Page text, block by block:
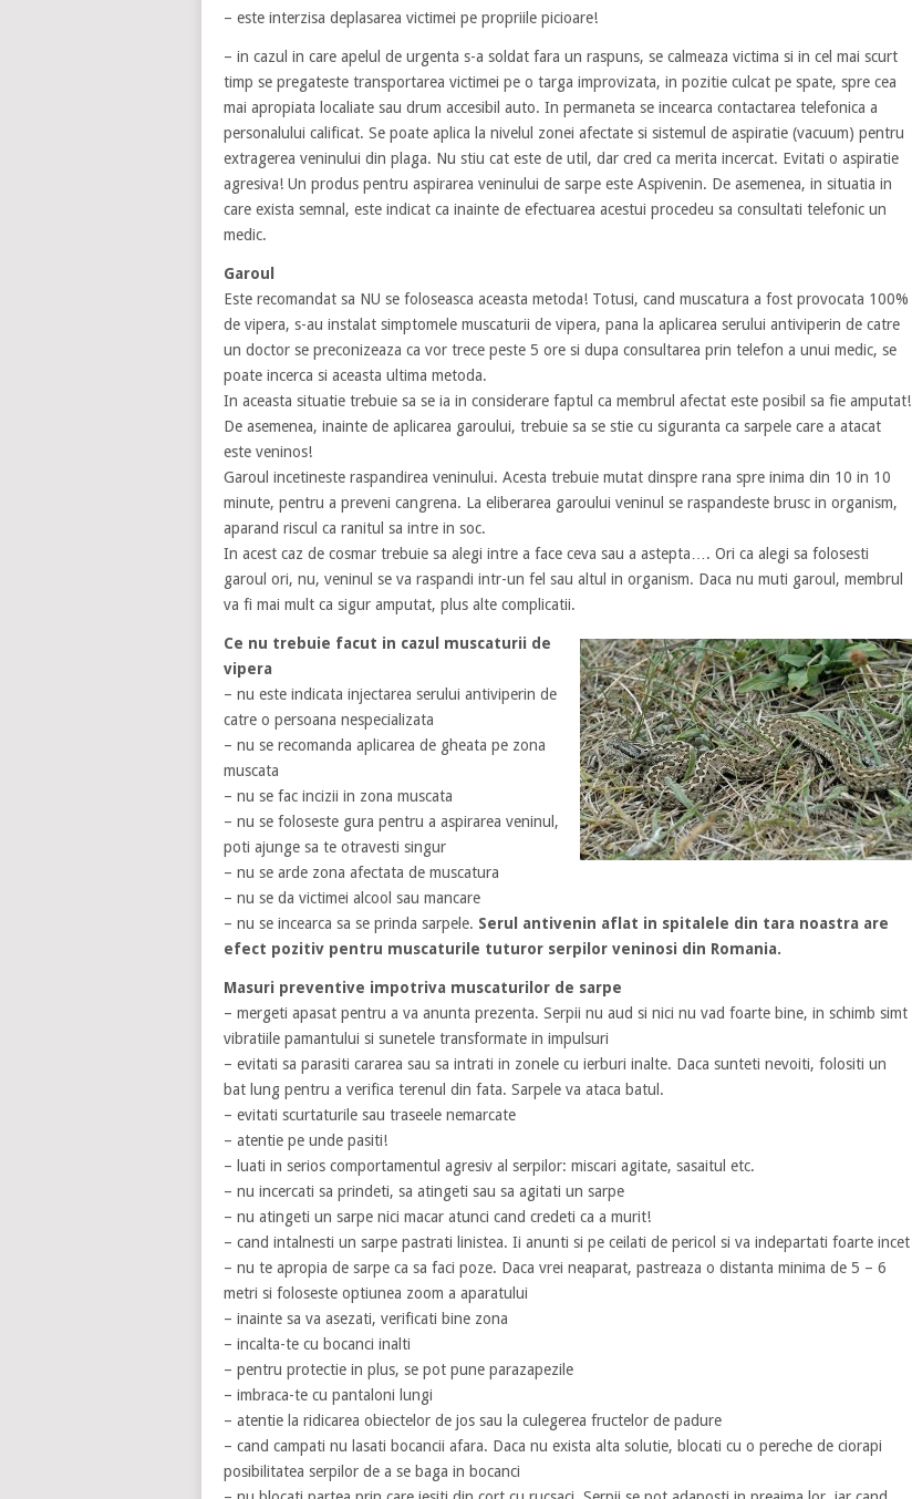
– este interzisa deplasarea victimei pe propriile picioare!
– in cazul in care apelul de urgenta s-a soldat fara un raspuns, se calmeaza victima si in cel mai scurt
timp se pregateste transportarea victimei pe o targa improvizata, in pozitie culcat pe spate, spre cea
mai apropiata localiate sau drum accesibil auto. In permaneta se incearca contactarea telefonica a
personalului calificat. Se poate aplica la nivelul zonei afectate si sistemul de aspiratie (vacuum) pentru
extragerea veninului din plaga. Nu stiu cat este de util, dar cred ca merita incercat. Evitati o aspiratie
agresiva! Un produs pentru aspirarea veninului de sarpe este Aspivenin. De asemenea, in situatia in
care exista semnal, este indicat ca inainte de efectuarea acestui procedeu sa consultati telefonic un
medic.
Garoul
Este recomandat sa NU se foloseasca aceasta metoda! Totusi, cand muscatura a fost provocata 100%
de vipera, s-au instalat simptomele muscaturii de vipera, pana la aplicarea serului antiviperin de catre
un doctor se preconizeaza ca vor trece peste 5 ore si dupa consultarea prin telefon a unui medic, se
poate incerca si aceasta ultima metoda.
In aceasta situatie trebuie sa se ia in considerare faptul ca membrul afectat este posibil sa fie amputat!
De asemenea, inainte de aplicarea garoului, trebuie sa se stie cu siguranta ca sarpele care a atacat
este veninos!
Garoul incetineste raspandirea veninului. Acesta trebuie mutat dinspre rana spre inima din 10 in 10
minute, pentru a preveni cangrena. La eliberarea garoului veninul se raspandeste brusc in organism,
aparand riscul ca ranitul sa intre in soc.
In acest caz de cosmar trebuie sa alegi intre a face ceva sau a astepta…. Ori ca alegi sa folosesti
garoul ori, nu, veninul se va raspandi intr-un fel sau altul in organism. Daca nu muti garoul, membrul
va fi mai mult ca sigur amputat, plus alte complicatii.
Ce nu trebuie facut in cazul muscaturii de
vipera
– nu este indicata injectarea serului antiviperin de
catre o persoana nespecializata
– nu se recomanda aplicarea de gheata pe zona
muscata
– nu se fac incizii in zona muscata
– nu se foloseste gura pentru a aspirarea veninul,
poti ajunge sa te otravesti singur
– nu se arde zona afectata de muscatura
– nu se da victimei alcool sau mancare
– nu se incearca sa se prinda sarpele. Serul antivenin aflat in spitalele din tara noastra are
efect pozitiv pentru muscaturile tuturor serpilor veninosi din Romania.
Masuri preventive impotriva muscaturilor de sarpe
– mergeti apasat pentru a va anunta prezenta. Serpii nu aud si nici nu vad foarte bine, in schimb simt
vibratiile pamantului si sunetele transformate in impulsuri
– evitati sa parasiti cararea sau sa intrati in zonele cu ierburi inalte. Daca sunteti nevoiti, folositi un
bat lung pentru a verifica terenul din fata. Sarpele va ataca batul.
– evitati scurtaturile sau traseele nemarcate
– atentie pe unde pasiti!
– luati in serios comportamentul agresiv al serpilor: miscari agitate, sasaitul etc.
– nu incercati sa prindeti, sa atingeti sau sa agitati un sarpe
– nu atingeti un sarpe nici macar atunci cand credeti ca a murit!
– cand intalnesti un sarpe pastrati linistea. Ii anunti si pe ceilati de pericol si va indepartati foarte incet
– nu te apropia de sarpe ca sa faci poze. Daca vrei neaparat, pastreaza o distanta minima de 5 – 6
metri si foloseste optiunea zoom a aparatului
– inainte sa va asezati, verificati bine zona
– incalta-te cu bocanci inalti
– pentru protectie in plus, se pot pune parazapezile
– imbraca-te cu pantaloni lungi
– atentie la ridicarea obiectelor de jos sau la culegerea fructelor de padure
– cand campati nu lasati bocancii afara. Daca nu exista alta solutie, blocati cu o pereche de ciorapi
posibilitatea serpilor de a se baga in bocanci